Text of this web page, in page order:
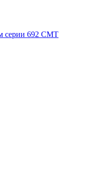
серии 692 CMT